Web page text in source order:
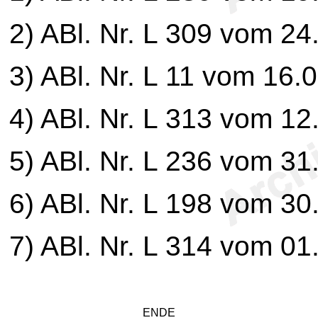
2) ABl. Nr. L 309 vom
3) ABl. Nr. L 11 vom
4) ABl. Nr. L 313 vom
5) ABl. Nr. L 236 vom
6) ABl. Nr. L 198 vom
7) ABl. Nr. L 314 vom
ENDE